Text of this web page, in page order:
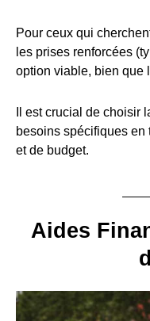
Pour ceux qui
les prises renforcées
option viable, bien que
Il est crucial de choisir
besoins spécifiques en
et de budget.
Aides